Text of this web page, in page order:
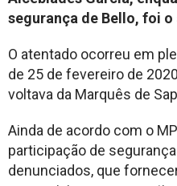
segurança de Bello, foi
O atentado ocorreu em
de 25 de fevereiro de
voltava da Marquês de
Ainda de acordo com o
participação de
denunciados, que